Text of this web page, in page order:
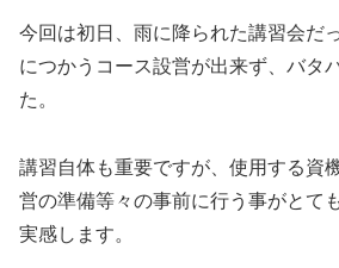
今回は初日、雨に降られた講習会だ
につかうコース設営が出来ず、バタ
た。
講習自体も重要ですが、使用する資
営の準備等々の事前に行う事がとて
実感します。